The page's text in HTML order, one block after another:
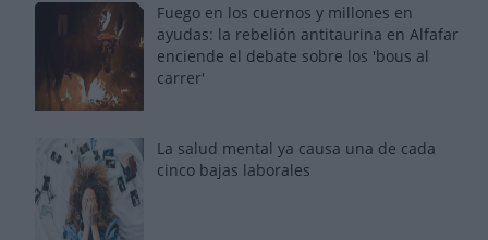
Fuego en los cuernos y millones en
ayudas: la rebelión antitaurina en Alfafar
enciende el debate sobre los 'bous al
carrer'
La salud mental ya causa una de cada
cinco bajas laborales